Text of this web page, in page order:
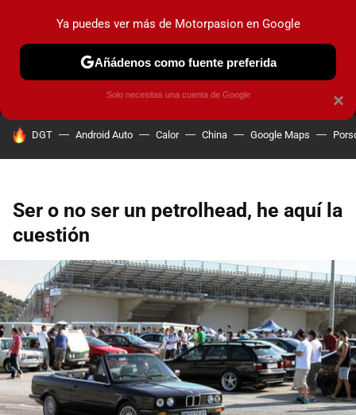
MENÚ NUEVO
COCHES ELÉCTRICOS OBSERVATORIO
HOY SE HABLA DE
DGT Android Auto Calor China Google Maps
Ser o no ser un petrolhead, he aquí la
cuestión
×
Ya puedes ver más de Motorpasion en Google
Añádenos como fuente preferida
Solo necesitas una cuenta de Google